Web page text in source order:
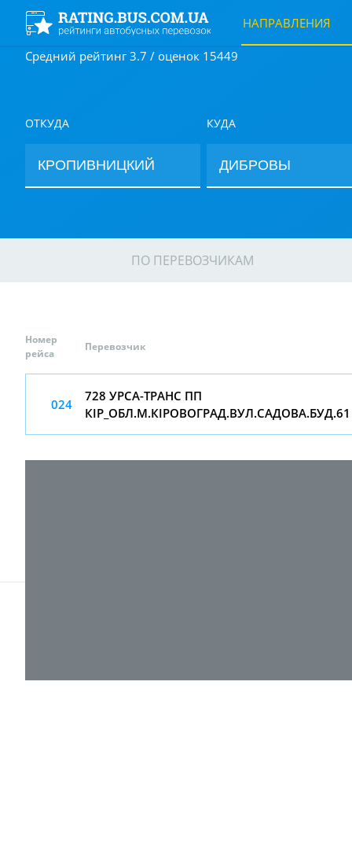
НАПРАВЛЕНИЯ
Средний рейтинг 3.7 / оценок 15449
ОТКУДА КУДА
ПО ПЕРЕВОЗЧИКАМ
Номер
рейса
Перевозчик
024
728 УРСА-ТРАНС ПП
КІР_ОБЛ.М.КІРОВОГРАД.ВУЛ.САДОВА.БУД.61